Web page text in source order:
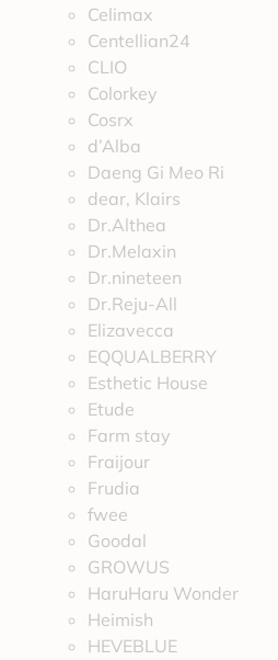
Celimax
Centellian24
CLIO
Colorkey
Cosrx
d’Alba
Daeng Gi Meo Ri
dear, Klairs
Dr.Althea
Dr.Melaxin
Dr.nineteen
Dr.Reju-All
Elizavecca
EQQUALBERRY
Esthetic House
Etude
Farm stay
Fraijour
Frudia
fwee
Goodal
GROWUS
HaruHaru Wonder
Heimish
HEVEBLUE